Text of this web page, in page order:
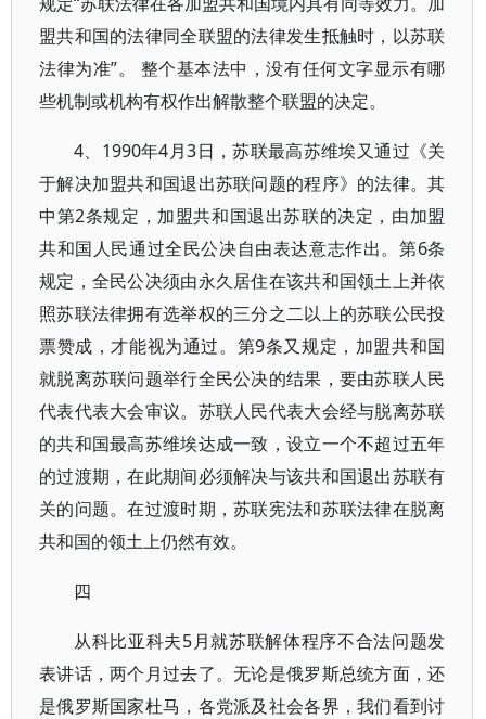
盟共和国的法律同全联盟的法律发生抵触时，以苏联
法律为准”。 整个基本法中，没有任何文字显示有哪
些机制或机构有权作出解散整个联盟的决定。
4、1990年4月3日，苏联最高苏维埃又通过《关
于解决加盟共和国退出苏联问题的程序》的法律。其
中第2条规定，加盟共和国退出苏联的决定，由加盟
共和国人民通过全民公决自由表达意志作出。第6条
规定，全民公决须由永久居住在该共和国领土上并依
照苏联法律拥有选举权的三分之二以上的苏联公民投
票赞成，才能视为通过。第9条又规定，加盟共和国
就脱离苏联问题举行全民公决的结果，要由苏联人民
代表代表大会审议。苏联人民代表大会经与脱离苏联
的共和国最高苏维埃达成一致，设立一个不超过五年
的过渡期，在此期间必须解决与该共和国退出苏联有
关的问题。在过渡时期，苏联宪法和苏联法律在脱离
共和国的领土上仍然有效。
四
从科比亚科夫5月就苏联解体程序不合法问题发
表讲话，两个月过去了。无论是俄罗斯总统方面，还
是俄罗斯国家杜马，各党派及社会各界，我们看到讨